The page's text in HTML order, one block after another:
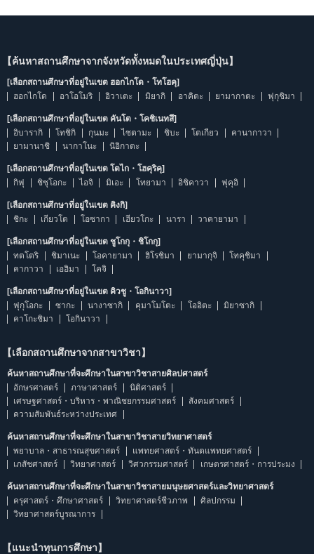
【ค้นหาสถานศึกษาจากจังหวัดทั้งหมดในประเทศญี่ปุ่น】
[เลือกสถานศึกษาที่อยู่ในเขต ฮอกไกโด・โทโฮคุ]
ฮอกไกโด
อาโอโมริ อิวาเตะ มิยากิ อาคิตะ ยามากาตะ ฟุกุชิมา
[เลือกสถานศึกษาที่อยู่ในเขต คันโต・โคชิเนทสึ]
อิบารากิ
โทชิกิ กุนมะ ไซตามะ ชิบะ โตเกียว
คานากาวา
ยามานาชิ
นากาโนะ นิอิกาตะ
[เลือกสถานศึกษาที่อยู่ในเขต โตไก・โฮคุริคุ]
กิฟุ
ชิซุโอกะ ไอจิ มิเอะ โทยามา อิชิคาวา ฟุคุอิ
[เลือกสถานศึกษาที่อยู่ในเขต คิงกิ]
ชิกะ
เกียวโต โอซากา เฮียวโกะ นารา วาคายามา
[เลือกสถานศึกษาที่อยู่ในเขต ชูโกกุ・ชิโกกุ]
ทตโตริ
ชิมาเนะ โอคายามา ฮิโรชิมา ยามากุจิ
โทคุชิมา
คากาวา
เอฮิมา โคจิ
[เลือกสถานศึกษาที่อยู่ในเขต คิวชู・โอกินาวา]
ฟุกุโอกะ
ซากะ นางาซากิ คุมาโมโตะ โออิตะ
มิยาซากิ
คาโกะชิมา
โอกินาวา
【เลือกสถานศึกษาจากสาขาวิชา】
ค้นหาสถานศึกษาที่จะศึกษาในสาขาวิชาสายศิลปศาสตร์
อักษรศาสตร์
ภาษาศาสตร์
นิติศาสตร์
เศรษฐศาสตร์・บริหาร・พาณิชยกรรมศาสตร์
สังคมศาสตร์
ความสัมพันธ์ระหว่างประเทศ
ค้นหาสถานศึกษาที่จะศึกษาในสาขาวิชาสายวิทยาศาสตร์
พยาบาล・สาธารณสุขศาสตร์
แพทยศาสตร์・ทันตแพทยศาสตร์
เภสัชศาสตร์
วิทยาศาสตร์ วิศวกรรมศาสตร์ เกษตรศาสตร์・การประมง
ค้นหาสถานศึกษาที่จะศึกษาในสาขาวิชาสายมนุษยศาสตร์และวิทยาศาสตร์
ครุศาสตร์・ศึกษาศาสตร์
วิทยาศาสตร์ชีวภาพ
ศิลปกรรม
วิทยาศาสตร์บูรณาการ
【แนะนำทุนการศึกษา】